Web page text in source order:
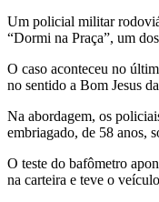
Um policial militar
“Dormi na Praça”, um
O caso aconteceu no
no sentido a Bom Jesus
Na abordagem, os
embriagado, de 58 anos,
O teste do bafômetro
na carteira e teve o